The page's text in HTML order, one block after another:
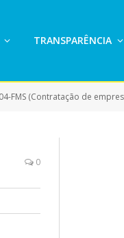
TRANSPARÊNCIA
de empresa para Reforma da Farmácia
0